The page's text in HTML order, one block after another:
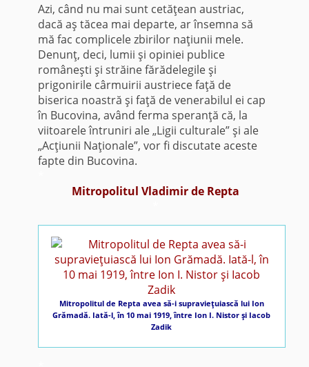
Azi, când nu mai sunt cetăţean austriac,
dacă aş tăcea mai departe, ar însemna să
mă fac complicele zbirilor naţiunii mele.
Denunţ, deci, lumii şi opiniei publice
româneşti şi străine fărădelegile şi
prigonirile cârmuirii austriece faţă de
biserica noastră şi faţă de venerabilul ei cap
în Bucovina, având ferma speranţă că, la
viitoarele întruniri ale „Ligii culturale” şi ale
„Acţiunii Naţionale”, vor fi discutate aceste
fapte din Bucovina.
Mitropolitul Vladimir de Repta
Mitropolitul de Repta avea să-i supravieţuiască lui Ion
Grămadă. Iată-l, în 10 mai 1919, între Ion I. Nistor şi Iacob
Zadik